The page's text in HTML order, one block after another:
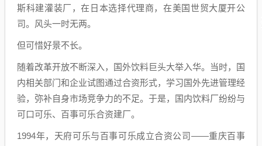
斯科建灌装厂，在日本选择代理商，在美国世贸大厦开公
司。风头一时无两。
但可惜好景不长。
随着改革开放不断深入，国外饮料巨头大举入华。当时，国
内相关部门和企业试图通过合资形式，学习国外先进管理经
验，弥补自身市场竞争力的不足。于是，国内饮料厂纷纷与
可口可乐、百事可乐合资建厂。
1994年，天府可乐与百事可乐成立合资公司——重庆百事